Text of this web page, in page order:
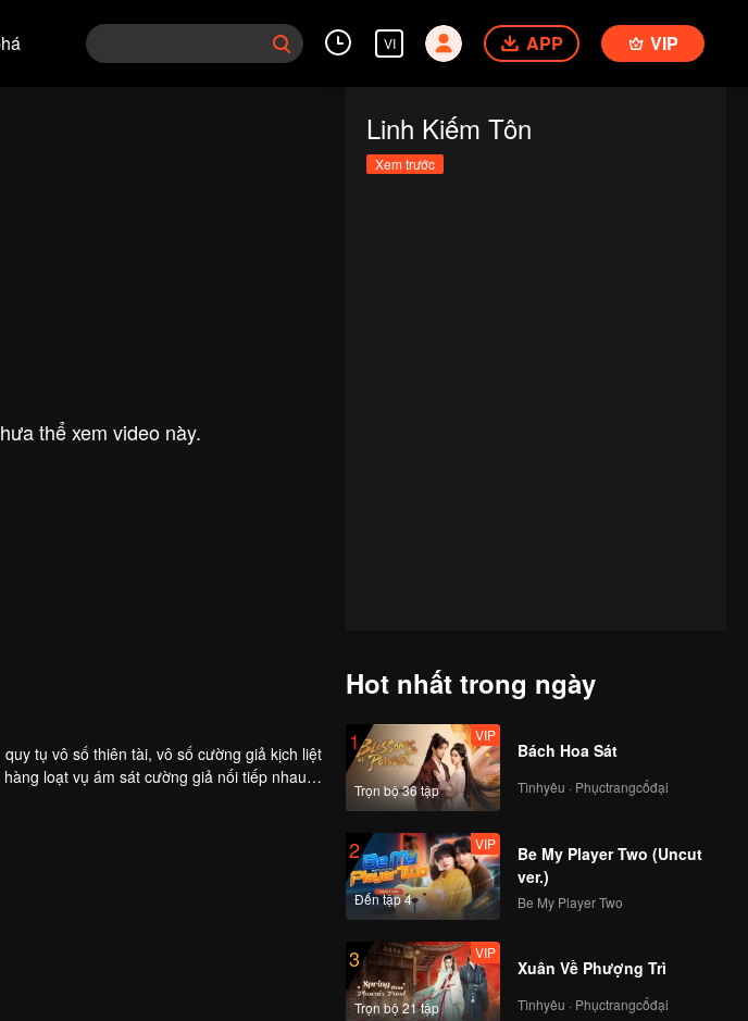
VI APP VIP
thể xem video này.
Linh Kiếm Tôn
Xem trước
tụ vô số thiên tài, vô số cường giả kịch liệt
loạt vụ ám sát cường giả nối tiếp nhau,
làm thế nào để vượt qua mọi chông gai,
Hot nhất trong ngày
1
Trọn bộ 36 tập
VIP
Bách Hoa Sát
Tìnhyêu · Phụctrangcổđại
2
Đến tập 4
VIP
Be My Player Two (Uncut
ver.)
Be My Player Two
3
Trọn bộ 21 tập
VIP
Xuân Về Phượng Trì
Tìnhyêu · Phụctrangcổđại